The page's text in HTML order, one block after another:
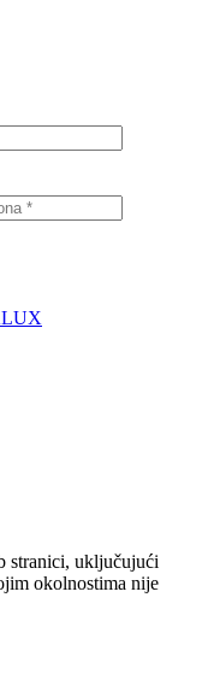
stranici, uključujući
okolnostima nije